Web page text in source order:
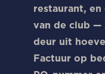
restaurant,
van de club —
deur uit
Factuur op